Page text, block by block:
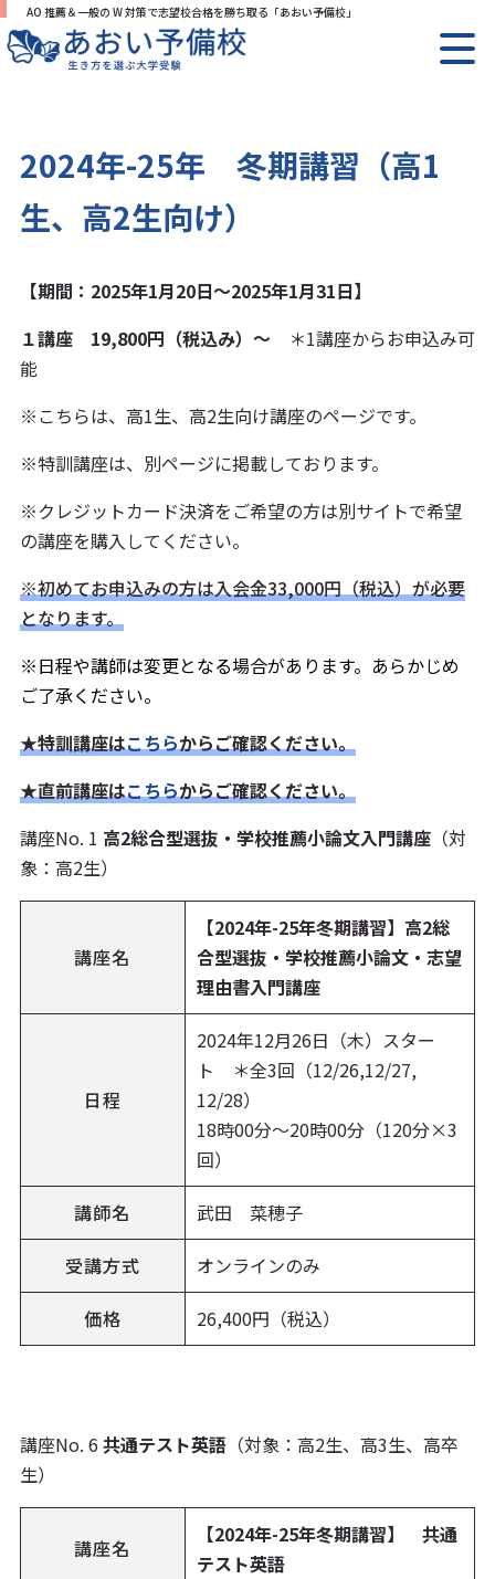
AO 推薦＆一般の W 対策で志望校合格を勝ち取る「あおい予備校」
2024年-25年 冬期講習（高1
生、高2生向け）
【期間：2025年1月20日～2025年1月31日】
１講座 19,800円（税込み）〜＊1講座からお申込み可
能
※こちらは、高1生、高2生向け講座のページです。
※特訓講座は、別ページに掲載しております。
※クレジットカード決済をご希望の方は別サイトで希望
の講座を購入してください。
※初めてお申込みの方は入会金33,000円（税込）が必要
となります。
※日程や講師は変更となる場合があります。あらかじめ
ご了承ください。
★特訓講座はこちらからご確認ください。
★直前講座はこちらからご確認ください。
講座No. 1 高2総合型選抜・学校推薦小論文入門講座（対
象：高2生）
講座名
【2024年-25年冬期講習】高2総
合型選抜・学校推薦小論文・志望
理由書入門講座
日程
2024年12月26日（木）スター
ト ＊全3回（12/26,12/27,
12/28）
18時00分〜20時00分（120分×3
回）
講師名
武田 菜穂子
受講方式
オンラインのみ
価格
26,400円（税込）
講座No. 6 共通テスト英語（対象：高2生、高3生、高卒
生）
講座名
【2024年-25年冬期講習】 共通
テスト英語